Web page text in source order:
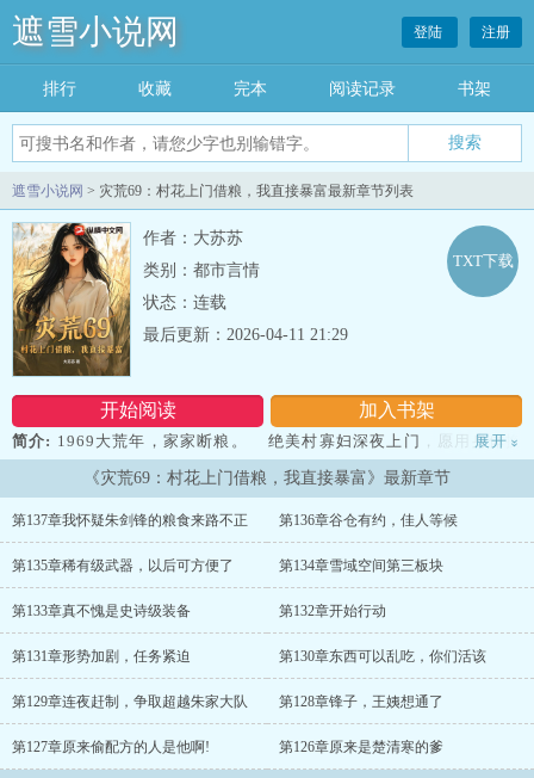
遮雪小说网 登陆 注册
排行 收藏 完本 阅读记录 书架
遮雪小说网 > 灾荒69：村花上门借粮，我直接暴富最新章节列表
作者：大苏苏
类别：都市言情
状态：连载
开始阅读 加入书架
TXT下载
最后更新：2026-04-11 21:29
简介: 1969大荒年，家家断粮。 绝美村寡妇深夜上门，愿用身体换
一口粮。 朱剑锋带着空间系统穿越过来，解锁无限物资。 空间存
万物，狩猎得野味。 别人啃树皮，他顿顿吃肉。 全村饿断肠，他
粮食堆满仓。 漂亮女知青没地方住，来，上我的炕！ 美艳寡妇没
吸！ 在这灾荒年代，朱剑锋走上屯粮暴富巅峰！...
展开 »
《灾荒69：村花上门借粮，我直接暴富》最新章节
第137章我怀疑朱剑锋的粮食来路不正 第136章谷仓有约，佳人等候
第135章稀有级武器，以后可方便了 第134章雪域空间第三板块
第133章真不愧是史诗级装备 第132章开始行动
第131章形势加剧，任务紧迫 第130章东西可以乱吃，你们活该
第129章连夜赶制，争取超越朱家大队 第128章锋子，王姨想通了
第127章原来偷配方的人是他啊! 第126章原来是楚清寒的爹